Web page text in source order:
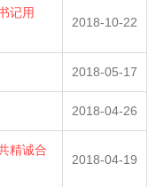
记用
2018-10-22
2018-05-17
2018-04-26
精诚合
2018-04-19